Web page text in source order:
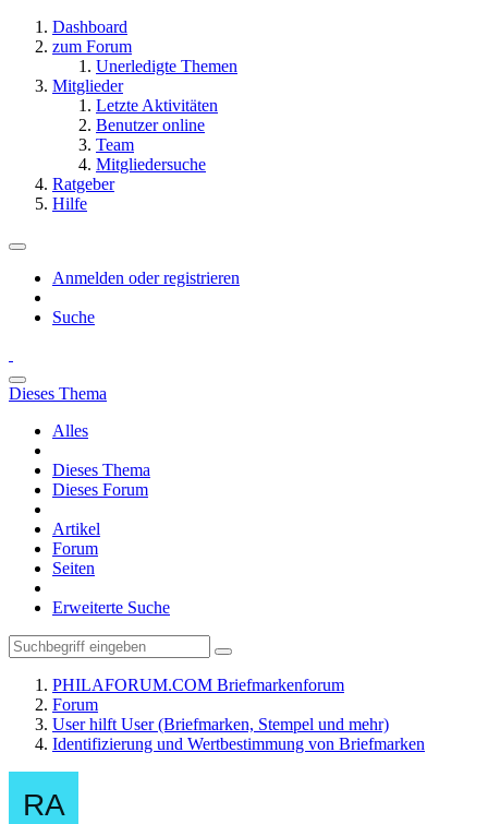
Dashboard
zum Forum
Unerledigte Themen
Mitglieder
Letzte Aktivitäten
Benutzer online
Team
Mitgliedersuche
Ratgeber
Hilfe
Anmelden oder registrieren
Suche
Dieses Thema
Alles
Dieses Thema
Dieses Forum
Artikel
Forum
Seiten
Erweiterte Suche
PHILAFORUM.COM Briefmarkenforum
Forum
User hilft User (Briefmarken, Stempel und mehr)
Identifizierung und Wertbestimmung von Briefmarken